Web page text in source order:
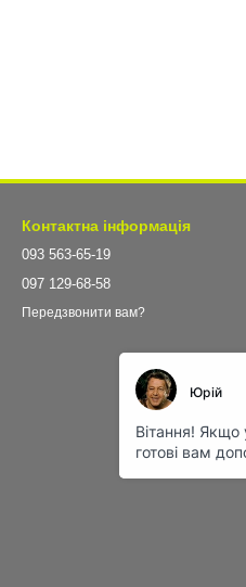
Контактна інформація
093 563-65-19
097 129-68-58
Передзвонити вам?